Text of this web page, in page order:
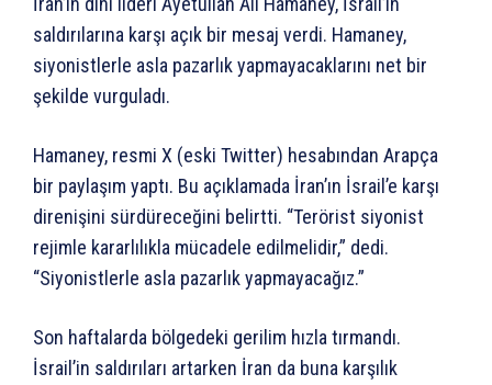
saldırılarına karşı açık bir mesaj verdi. Hamaney,
siyonistlerle asla pazarlık yapmayacaklarını net bir
şekilde vurguladı.
Hamaney, resmi X (eski Twitter) hesabından Arapça
bir paylaşım yaptı. Bu açıklamada İran’ın İsrail’e karşı
direnişini sürdüreceğini belirtti. “Terörist siyonist
rejimle kararlılıkla mücadele edilmelidir,” dedi.
“Siyonistlerle asla pazarlık yapmayacağız.”
Son haftalarda bölgedeki gerilim hızla tırmandı.
İsrail’in saldırıları artarken İran da buna karşılık